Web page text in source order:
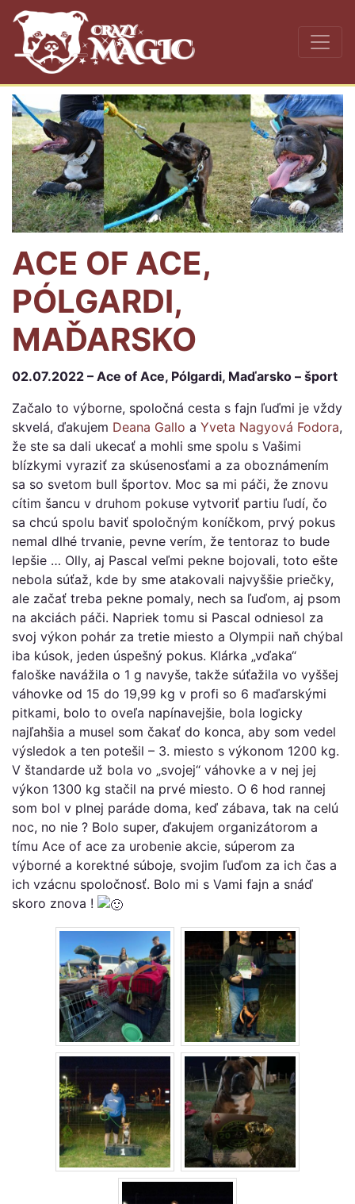
ACE OF ACE,
PÓLGARDI,
MAĎARSKO
02.07.2022 – Ace of Ace, Pólgardi, Maďarsko – šport
Začalo to výborne, spoločná cesta s fajn ľuďmi je vždy
skvelá, ďakujem Deana Gallo a Yveta Nagyová Fodora,
že ste sa dali ukecať a mohli sme spolu s Vašimi
blízkymi vyraziť za skúsenosťami a za oboznámením
sa so svetom bull športov. Moc sa mi páči, že znovu
cítim šancu v druhom pokuse vytvoriť partiu ľudí, čo
sa chcú spolu baviť spoločným koníčkom, prvý pokus
nemal dlhé trvanie, pevne verím, že tentoraz to bude
lepšie … Olly, aj Pascal veľmi pekne bojovali, toto ešte
nebola súťaž, kde by sme atakovali najvyššie priečky,
ale začať treba pekne pomaly, nech sa ľuďom, aj psom
na akciách páči. Napriek tomu si Pascal odniesol za
svoj výkon pohár za tretie miesto a Olympii naň chýbal
iba kúsok, jeden úspešný pokus. Klárka „vďaka“
faloške navážila o 1 g navyše, takže súťažila vo vyššej
váhovke od 15 do 19,99 kg v profi so 6 maďarskými
pitkami, bolo to oveľa napínavejšie, bola logicky
najľahšia a musel som čakať do konca, aby som vedel
výsledok a ten potešil – 3. miesto s výkonom 1200 kg.
V štandarde už bola vo „svojej“ váhovke a v nej jej
výkon 1300 kg stačil na prvé miesto. O 6 hod rannej
som bol v plnej paráde doma, keď zábava, tak na celú
noc, no nie ? Bolo super, ďakujem organizátorom a
tímu Ace of ace za urobenie akcie, súperom za
výborné a korektné súboje, svojim ľuďom za ich čas a
ich vzácnu spoločnosť. Bolo mi s Vami fajn a snáď
skoro znova !